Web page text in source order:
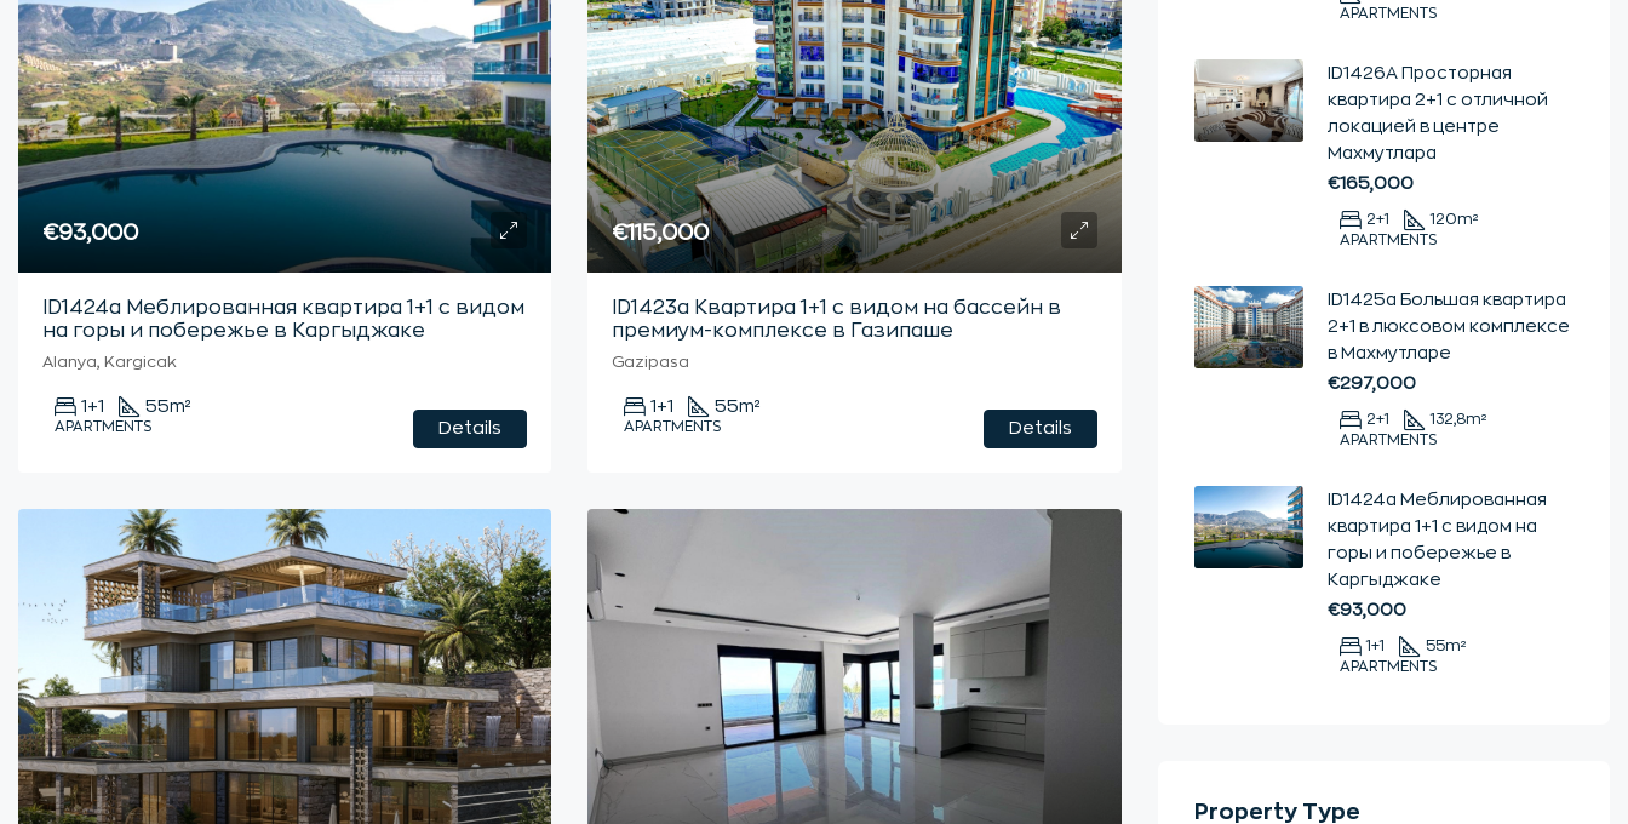
€93,000
ID1424a Меблированная квартира 1+1 с видом
на горы и побережье в Каргыджаке
Alanya, Kargicak
1+1 55m²
APARTMENTS Details
€115,000
ID1423а Квартира 1+1 с видом на бассейн в
премиум-комплексе в Газипаше
Gazipasa
1+1 55m²
APARTMENTS Details
APARTMENTS
ID1426А Просторная
квартира 2+1 с отличной
локацией в центре
Махмутлара
€165,000
2+1 120m²
APARTMENTS
ID1425а Большая квартира
2+1 в люксовом комплексе
в Махмутларе
€297,000
2+1 132,8m²
APARTMENTS
ID1424a Меблированная
квартира 1+1 с видом на
горы и побережье в
Каргыджаке
€93,000
1+1 55m²
APARTMENTS
Property Type